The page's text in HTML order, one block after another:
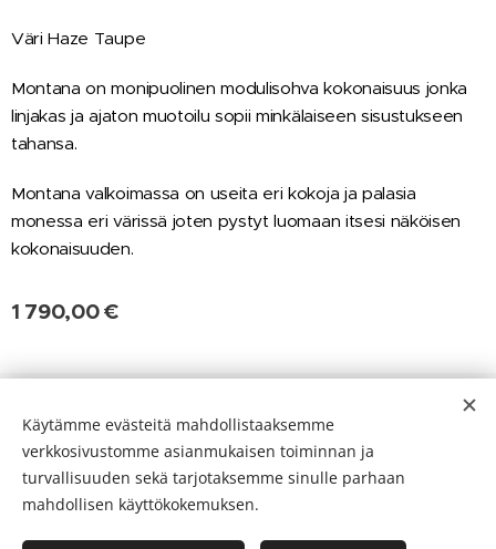
Väri Haze Taupe
Montana on monipuolinen modulisohva kokonaisuus jonka
linjakas ja ajaton muotoilu sopii minkälaiseen sisustukseen
tahansa.
Montana valkoimassa on useita eri kokoja ja palasia
monessa eri värissä joten pystyt luomaan itsesi näköisen
kokonaisuuden.
1 790,00€
Kielet
Suomi
English
Käytämme evästeitä mahdollistaaksemme
verkkosivustomme asianmukaisen toiminnan ja
turvallisuuden sekä tarjotaksemme sinulle parhaan
mahdollisen käyttökokemuksen.